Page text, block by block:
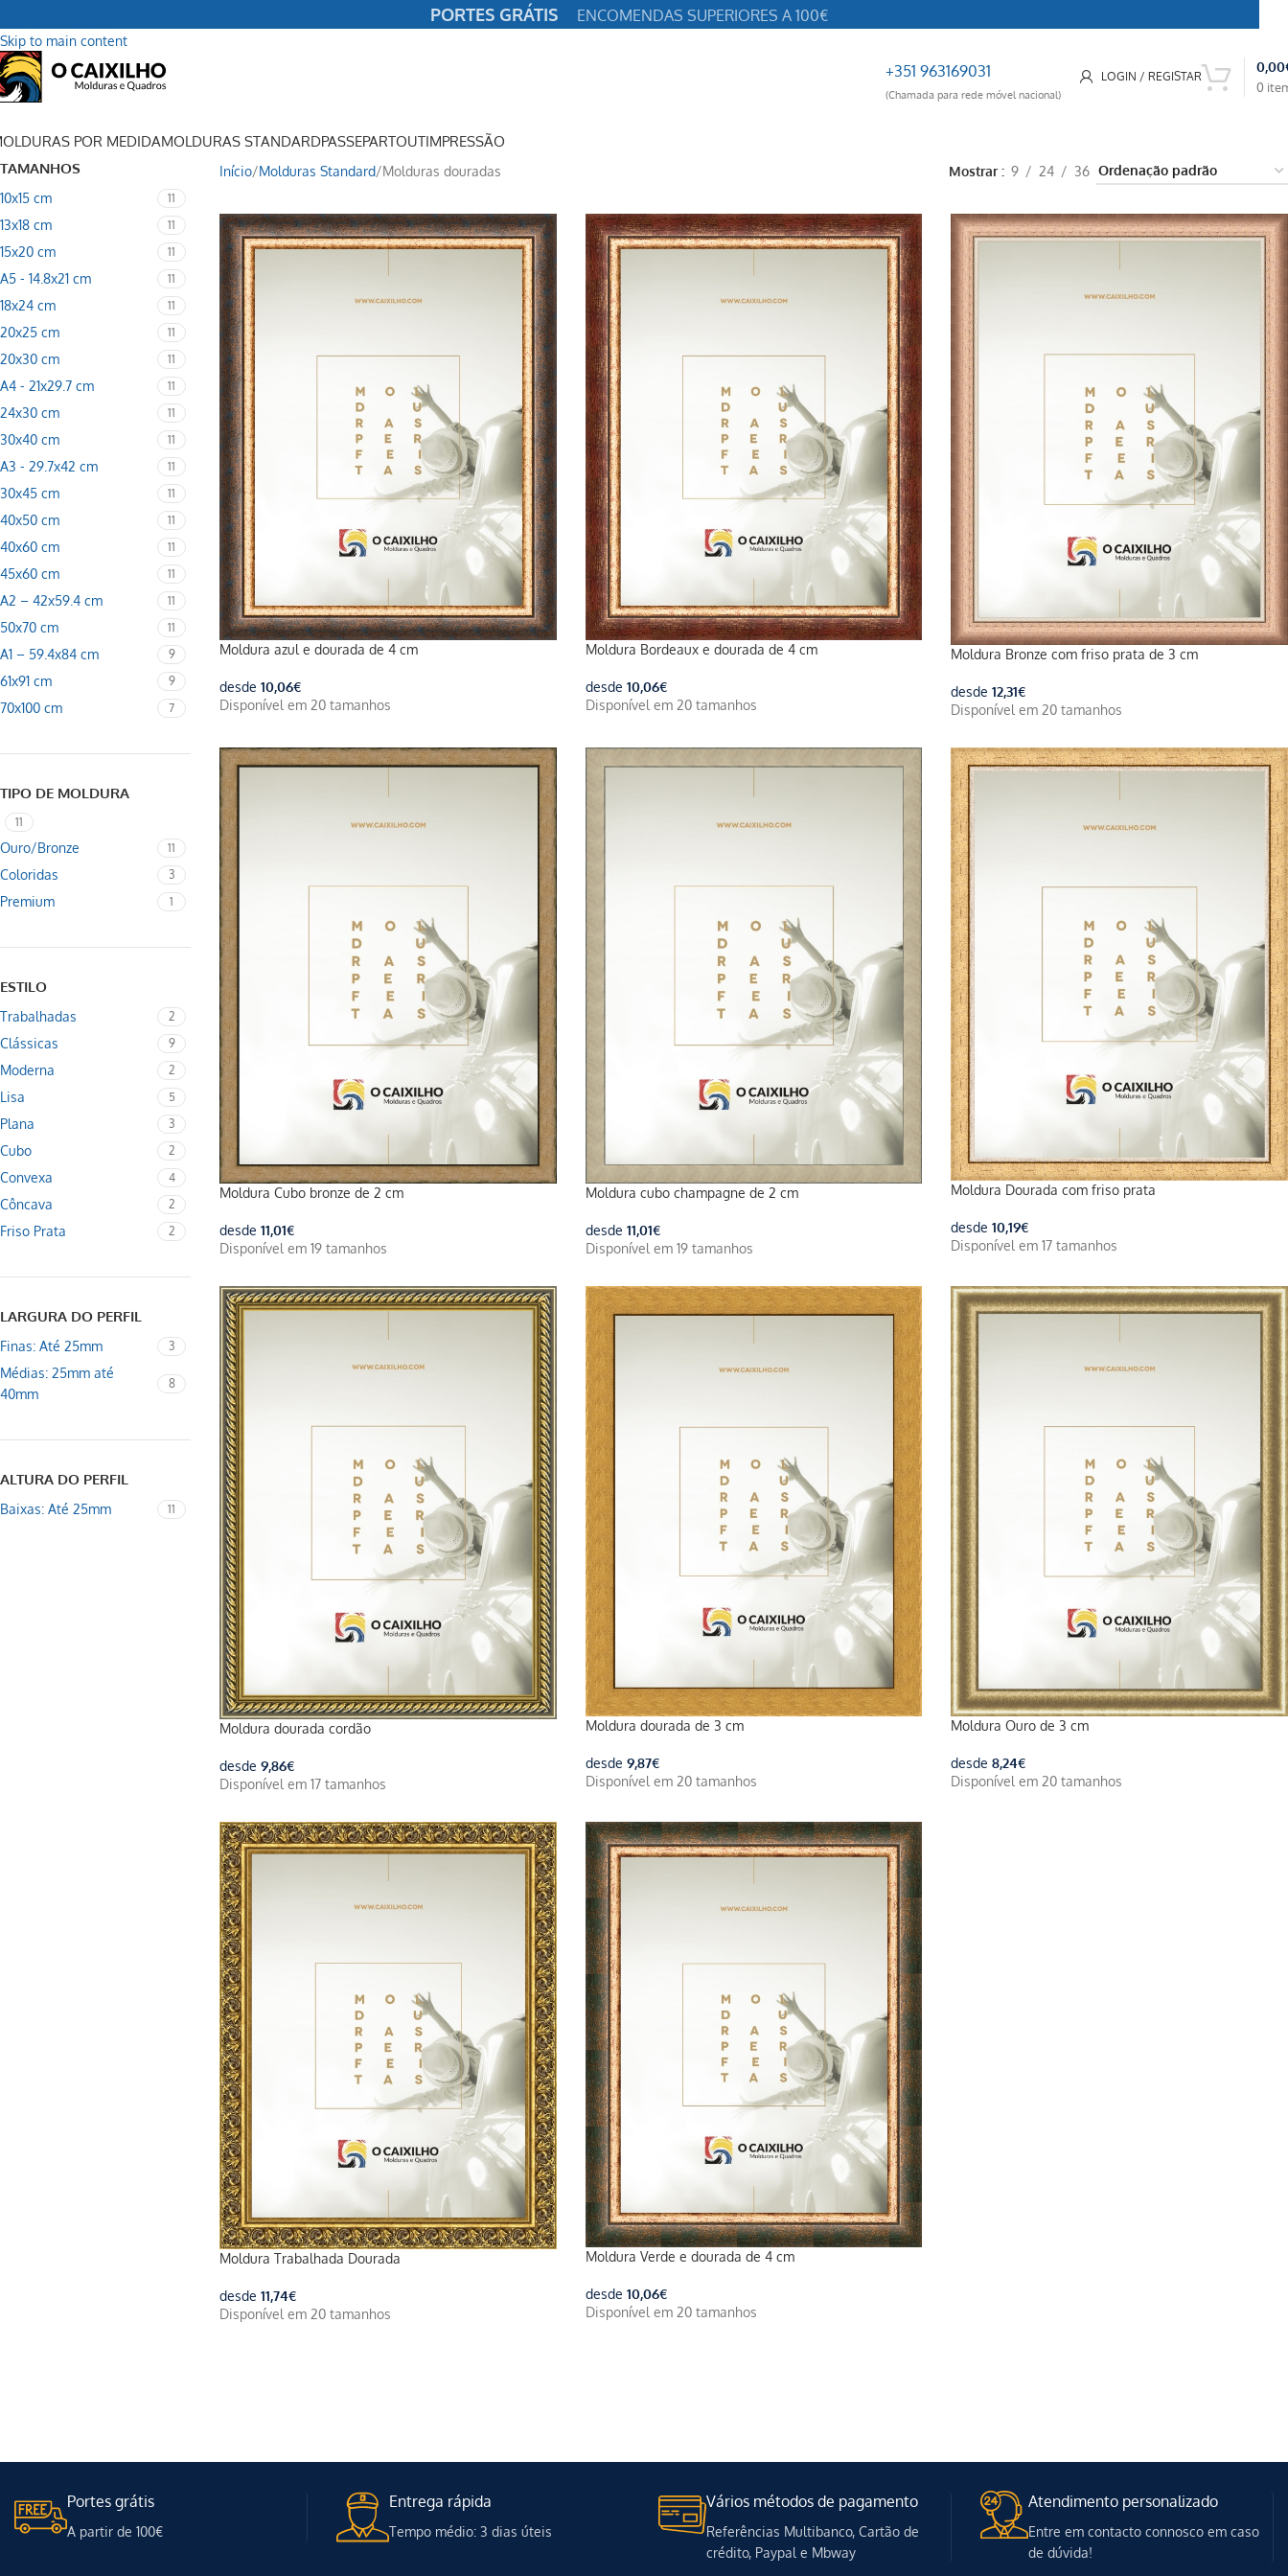
Skip to main content
+351 963169031
(Chamada para rede móvel nacional)
LOGIN / REGISTAR
0
0,00
POR MEDIDAMOLDURAS STANDARDPASSEPARTOUTIMPRESSÃO
TAMANHOS
10x15 cm 11
13x18 cm 11
15x20 cm 11
A5 - 14.8x21 cm 11
18x24 cm 11
20x25 cm 11
20x30 cm 11
A4 - 21x29.7 cm 11
24x30 cm 11
30x40 cm 11
A3 - 29.7x42 cm 11
30x45 cm 11
40x50 cm 11
40x60 cm 11
45x60 cm 11
A2 – 42x59.4 cm 11
50x70 cm 11
A1 – 59.4x84 cm 9
61x91 cm 9
70x100 cm 7
TIPO DE MOLDURA
11
Ouro/Bronze 11
Coloridas 3
Premium 1
ESTILO
Trabalhadas 2
Clássicas 9
Moderna 2
Lisa 5
Plana 3
Cubo 2
Convexa 4
Côncava 2
Friso Prata 2
LARGURA DO PERFIL
Finas: Até 25mm 3
Médias: 25mm até
40mm
8
ALTURA DO PERFIL
Baixas: Até 25mm 11
Início Molduras Standard Molduras douradas Mostrar 9 24 36
Moldura azul e dourada de 4 cm
desde 10,06€
Disponível em 20 tamanhos
Moldura Bordeaux e dourada de 4 cm
desde 10,06€
Disponível em 20 tamanhos
Moldura Bronze com friso prata de 3 cm
desde12,31€
Disponível em 20 tamanhos
Moldura Cubo bronze de 2 cm
desde 11,01€
Disponível em 19 tamanhos
Moldura cubo champagne de 2 cm
desde 11,01€
Disponível em 19 tamanhos
Moldura Dourada com friso prata
desde10,19€
Disponível em 17 tamanhos
Moldura dourada cordão
desde 9,86€
Disponível em 17 tamanhos
Moldura dourada de 3 cm
desde 9,87€
Disponível em 20 tamanhos
Moldura Ouro de 3 cm
desde8,24€
Disponível em 20 tamanhos
Moldura Trabalhada Dourada
desde 11,74€
Disponível em 20 tamanhos
Moldura Verde e dourada de 4 cm
desde 10,06€
Disponível em 20 tamanhos
Portes grátis
A partir de 100€
Entrega rápida
Tempo médio: 3 dias úteis
Vários métodos de pagamento
Referências Multibanco, Cartão de
crédito, Paypal e Mbway
Atendimento personalizado
Entre em contacto connosco em caso
de dúvida!
PORTES GRÁTIS ENCOMENDAS SUPERIORES A 100€